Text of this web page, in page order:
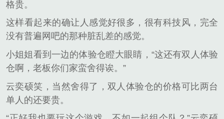
格贵。
这样看起来的确让人感觉好很多，很有科技风，完全
没有普遍网吧的那种脏乱差的感觉。
小姐姐看到一边的体验仓瞪大眼睛，“这还有双人体验
仓啊，老板你们家蛮舍得诶。”
云奕硕笑，当然舍得了，双人体验仓的价格可比两台
单人的还要贵。